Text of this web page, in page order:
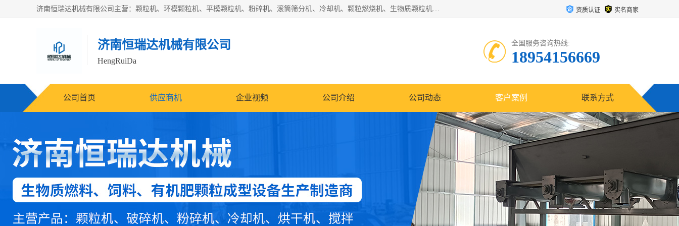
济南恒瑞达机械有限公司主营：颗粒机、环模颗粒机、平模颗粒机、粉碎机、滚筒筛分机、冷却机、颗粒燃烧机、生物质颗粒机、木屑颗粒机、秸秆颗粒机、饲料颗粒机、燃料颗粒机、木材粉碎机、秸秆粉碎机、饲料粉碎机、颗粒冷却机、锯末滚筒筛、锤片粉碎机、滚筒筛、搅拌机等产品。 资质认证 实名商家
济南恒瑞达机械有限公司
HengRuiDa
全国服务咨询热线:
18954156669
公司首页 供应商机 企业视频 公司介绍 公司动态 客户案例 联系方式